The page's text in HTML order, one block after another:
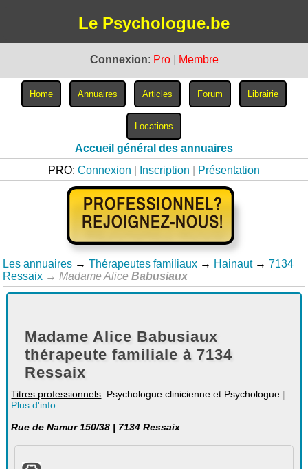
Le Psychologue.be
Connexion: Pro Membre
Accueil général des annuaires
PRO: Connexion Inscription Présentation
Les annuaires → Thérapeutes familiaux → Hainaut → 7134
Ressaix → Madame AliceBabusiaux
Madame Alice Babusiaux
thérapeute familiale à 7134
Ressaix
Titres professionnels: Psychologue clinicienne et Psychologue |
Plus d'info
Rue de Namur 150/38 | 7134 Ressaix